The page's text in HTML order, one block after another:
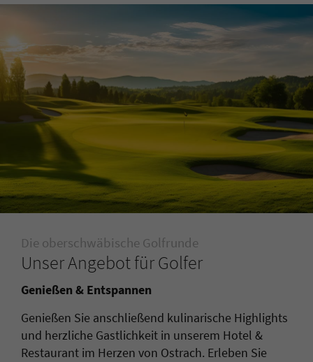
Die oberschwäbische Golfrunde
Unser Angebot für Golfer
Genießen & Entspannen
Genießen Sie anschließend kulinarische Highlights
und herzliche Gastlichkeit in unserem Hotel &
Restaurant im Herzen von Ostrach. Erleben Sie